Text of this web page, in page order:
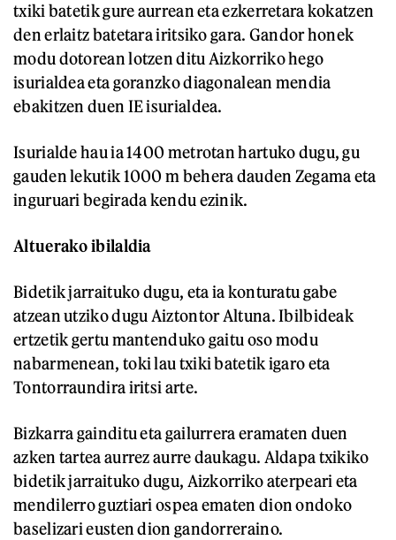
txiki batetik gure aurrean eta ezkerretara kokatzen
den erlaitz batetara iritsiko gara. Gandor honek
modu dotorean lotzen ditu Aizkorriko hego
isurialdea eta goranzko diagonalean mendia
ebakitzen duen IE isurialdea.
Isurialde hau ia 1400 metrotan hartuko dugu, gu
gauden lekutik 1000 m behera dauden Zegama eta
inguruari begirada kendu ezinik.
Altuerako ibilaldia
Bidetik jarraituko dugu, eta ia konturatu gabe
atzean utziko dugu Aiztontor Altuna. Ibilbideak
ertzetik gertu mantenduko gaitu oso modu
nabarmenean, toki lau txiki batetik igaro eta
Tontorraundira iritsi arte.
Bizkarra gainditu eta gailurrera eramaten duen
azken tartea aurrez aurre daukagu. Aldapa txikiko
bidetik jarraituko dugu, Aizkorriko aterpeari eta
mendilerro guztiari ospea ematen dion ondoko
baselizari eusten dion gandorreraino.